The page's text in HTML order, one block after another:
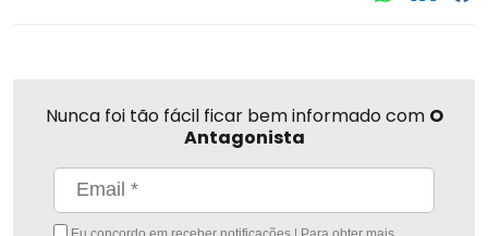
Nunca foi tão fácil ficar bem informado com O
Antagonista